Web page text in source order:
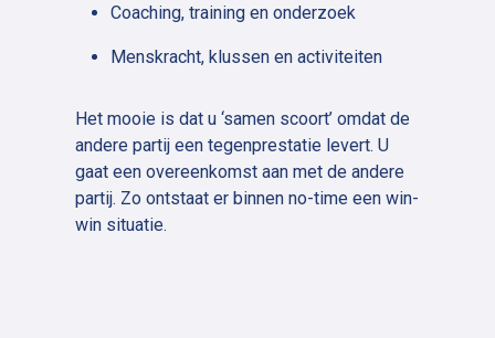
Coaching, training en onderzoek
Menskracht, klussen en activiteiten
Het mooie is dat u ‘samen scoort’ omdat de
andere partij een tegenprestatie levert. U
gaat een overeenkomst aan met de andere
partij. Zo ontstaat er binnen no-time een win-
win situatie.